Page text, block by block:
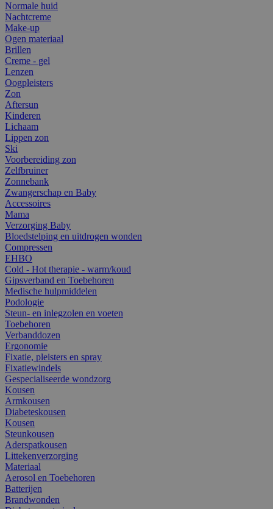
Normale huid
Nachtcreme
Make-up
Ogen materiaal
Brillen
Creme - gel
Lenzen
Oogpleisters
Zon
Aftersun
Kinderen
Lichaam
Lippen zon
Ski
Voorbereiding zon
Zelfbruiner
Zonnebank
Zwangerschap en Baby
Accessoires
Mama
Verzorging Baby
Bloedstelping en uitdrogen wonden
Compressen
EHBO
Cold - Hot therapie - warm/koud
Gipsverband en Toebehoren
Medische hulpmiddelen
Podologie
Steun- en inlegzolen en voeten
Toebehoren
Verbanddozen
Ergonomie
Fixatie, pleisters en spray
Fixatiewindels
Gespecialiseerde wondzorg
Kousen
Armkousen
Diabeteskousen
Kousen
Steunkousen
Aderspatkousen
Littekenverzorging
Materiaal
Aerosol en Toebehoren
Batterijen
Brandwonden